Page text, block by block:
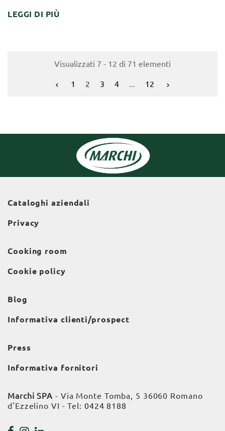
LEGGI DI PIÙ
Visualizzati 7 - 12 di 71 elementi
 1 2 3 4 ... 12 
Cataloghi aziendali
Privacy
Cooking room
Cookie policy
Blog
Informativa clienti/prospect
Press
Informativa fornitori
Marchi SPA - Via Monte Tomba, 5 36060 Romano
d'Ezzelino VI - Tel: 0424 8188